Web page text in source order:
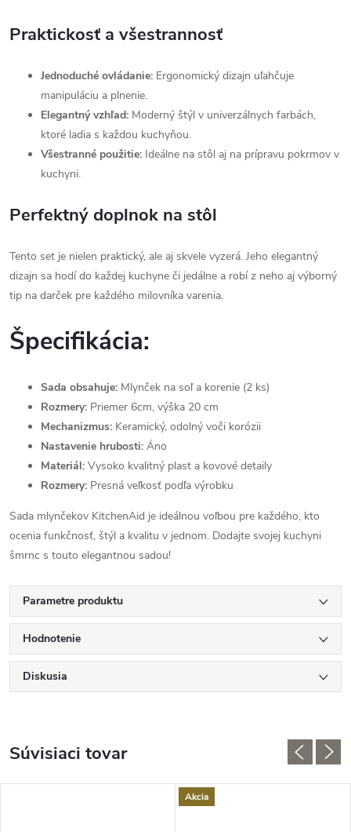
Praktickosť a všestrannosť
Jednoduché ovládanie: Ergonomický dizajn uľahčuje
manipuláciu a plnenie.
Elegantný vzhľad: Moderný štýl v univerzálnych farbách,
ktoré ladia s každou kuchyňou.
Všestranné použitie: Ideálne na stôl aj na prípravu pokrmov v
kuchyni.
Perfektný doplnok na stôl
Tento set je nielen praktický, ale aj skvele vyzerá. Jeho elegantný
dizajn sa hodí do každej kuchyne či jedálne a robí z neho aj výborný
tip na darček pre každého milovníka varenia.
Špecifikácia:
Sada obsahuje: Mlynček na soľ a korenie (2 ks)
Rozmery: Priemer 6cm, výška 20 cm
Mechanizmus: Keramický, odolný voči korózii
Nastavenie hrubosti: Áno
Materiál: Vysoko kvalitný plast a kovové detaily
Rozmery: Presná veľkosť podľa výrobku
Sada mlynčekov KitchenAid je ideálnou voľbou pre každého, kto
ocenia funkčnosť, štýl a kvalitu v jednom. Dodajte svojej kuchyni
šmrnc s touto elegantnou sadou!
Parametre produktu
Hodnotenie
Diskusia
Súvisiaci tovar
Akcia